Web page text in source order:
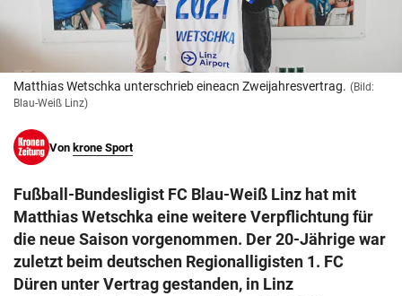
© Krone Multimedia GmbH & Co KG 2026
Muthgasse 2, 1190 Wien
Matthias Wetschka unterschrieb eineacn Zweijahresvertrag. (Bild:
Blau-Weiß Linz)
Von krone Sport
Fußball-Bundesligist FC Blau-Weiß Linz hat mit
Matthias Wetschka eine weitere Verpflichtung für
die neue Saison vorgenommen. Der 20-Jährige war
zuletzt beim deutschen Regionalligisten 1. FC
Düren unter Vertrag gestanden, in Linz